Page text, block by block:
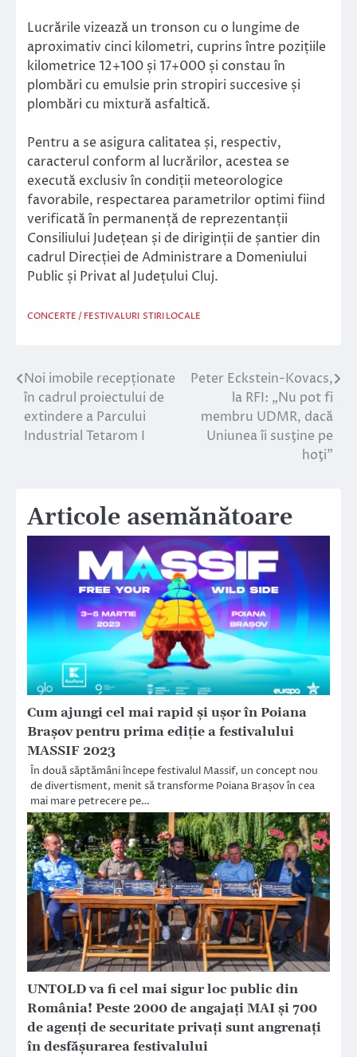
Lucrările vizează un tronson cu o lungime de
aproximativ cinci kilometri, cuprins între pozițiile
kilometrice 12+100 și 17+000 și constau în
plombări cu emulsie prin stropiri succesive și
plombări cu mixtură asfaltică.
Pentru a se asigura calitatea și, respectiv,
caracterul conform al lucrărilor, acestea se
execută exclusiv în condiții meteorologice
favorabile, respectarea parametrilor optimi fiind
verificată în permanență de reprezentanții
Consiliului Județean și de diriginții de șantier din
cadrul Direcției de Administrare a Domeniului
Public și Privat al Județului Cluj.
CONCERTE / FESTIVALURI STIRI LOCALE
Navigare
în
articole
Noi imobile recepționate
în cadrul proiectului de
extindere a Parcului
Industrial Tetarom I
Peter Eckstein-Kovacs,
la RFI: „Nu pot fi
membru UDMR, dacă
Uniunea îi susţine pe
hoţi”
Articole asemănătoare
Cum ajungi cel mai rapid și ușor în Poiana
Brașov pentru prima ediție a festivalului
MASSIF 2023
În două săptămâni începe festivalul Massif, un concept nou
de divertisment, menit să transforme Poiana Brașov în cea
mai mare petrecere pe…
UNTOLD va fi cel mai sigur loc public din
România! Peste 2000 de angajați MAI și 700
de agenți de securitate privați sunt angrenați
în desfășurarea festivalului